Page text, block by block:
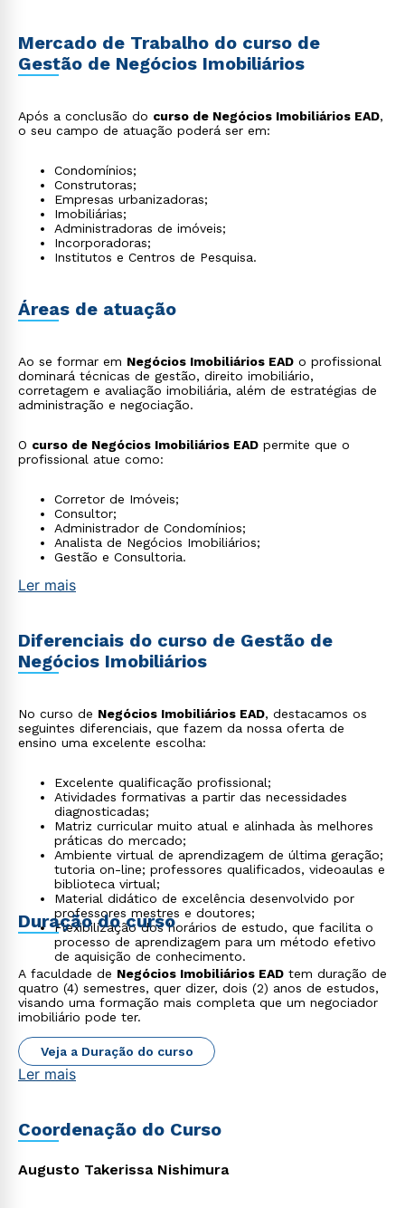
Mercado de Trabalho do curso de
Gestão de Negócios Imobiliários
Após a conclusão do curso de Negócios Imobiliários EAD,
o seu campo de atuação poderá ser em:
Condomínios;
Construtoras;
Empresas urbanizadoras;
Imobiliárias;
Administradoras de imóveis;
Incorporadoras;
Institutos e Centros de Pesquisa.
Áreas de atuação
Ao se formar em Negócios Imobiliários EAD o profissional
dominará técnicas de gestão, direito imobiliário,
corretagem e avaliação imobiliária, além de estratégias de
administração e negociação.
O curso de Negócios Imobiliários EAD permite que o
profissional atue como:
Corretor de Imóveis;
Consultor;
Administrador de Condomínios;
Analista de Negócios Imobiliários;
Gestão e Consultoria.
Ler mais
Diferenciais do curso de Gestão de
Negócios Imobiliários
No curso de Negócios Imobiliários EAD, destacamos os
seguintes diferenciais, que fazem da nossa oferta de
ensino uma excelente escolha:
Excelente qualificação profissional;
Atividades formativas a partir das necessidades
diagnosticadas;
Matriz curricular muito atual e alinhada às melhores
práticas do mercado;
Ambiente virtual de aprendizagem de última geração;
tutoria on-line; professores qualificados, videoaulas e
biblioteca virtual;
Material didático de excelência desenvolvido por
professores mestres e doutores;
Flexibilização dos horários de estudo, que facilita o
processo de aprendizagem para um método efetivo
de aquisição de conhecimento.
Duração do curso
A faculdade de Negócios Imobiliários EAD tem duração de
quatro (4) semestres, quer dizer, dois (2) anos de estudos,
visando uma formação mais completa que um negociador
imobiliário pode ter.
Veja a Duração do curso
Ler mais
Coordenação do Curso
Augusto Takerissa Nishimura
WhatsApp